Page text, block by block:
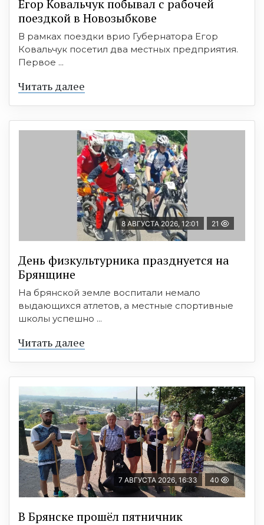
Егор Ковальчук побывал с рабочей
поездкой в Новозыбкове
В рамках поездки врио Губернатора Егор
Ковальчук посетил два местных предприятия.
Первое ...
Читать далее
8 АВГУСТА 2026, 12:01 21
День физкультурника празднуется на
Брянщине
На брянской земле воспитали немало
выдающихся атлетов, а местные спортивные
школы успешно ...
Читать далее
7 АВГУСТА 2026, 16:33 40
В Брянске прошёл пятничник